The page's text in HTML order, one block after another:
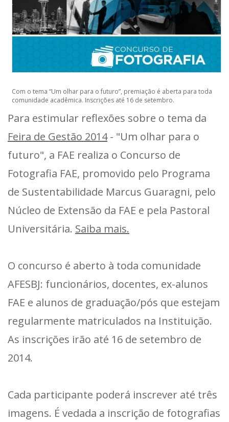
Com o tema “Um olhar para o futuro”, premiação é aberta para toda
comunidade acadêmica. Inscrições até 16 de setembro.
Para estimular reflexões sobre o tema da
Feira de Gestão 2014- "Um olhar para o
futuro", a FAE realiza o Concurso de
Fotografia FAE, promovido pelo Programa
de Sustentabilidade Marcus Guaragni, pelo
Núcleo de Extensão da FAE e pela Pastoral
Universitária. Saiba mais.
O concurso é aberto à toda comunidade
AFESBJ: funcionários, docentes, ex-alunos
FAE e alunos de graduação/pós que estejam
regularmente matriculados na Instituição.
As inscrições irão até 16 de setembro de
2014.
Cada participante poderá inscrever até três
imagens. É vedada a inscrição de fotografias